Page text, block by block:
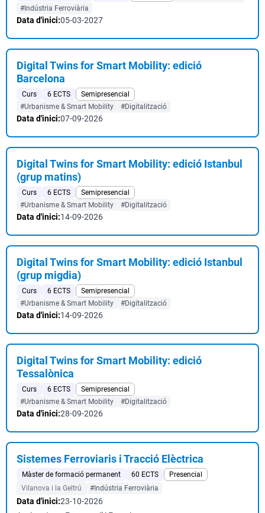
#Indústria Ferroviària
Data d'inici:05-03-2027
Digital Twins for Smart Mobility: edició
Barcelona
Curs 6 ECTS
Semipresencial
#Urbanisme & Smart Mobility
#Digitalització
Data d'inici:07-09-2026
Digital Twins for Smart Mobility: edició Istanbul
(grup matins)
Curs 6 ECTS
Semipresencial
#Urbanisme & Smart Mobility
#Digitalització
Data d'inici:14-09-2026
Digital Twins for Smart Mobility: edició Istanbul
(grup migdia)
Curs 6 ECTS
Semipresencial
#Urbanisme & Smart Mobility
#Digitalització
Data d'inici:14-09-2026
Digital Twins for Smart Mobility: edició
Tessalònica
Curs 6 ECTS
Semipresencial
#Urbanisme & Smart Mobility
#Digitalització
Data d'inici:28-09-2026
Sistemes Ferroviaris i Tracció Elèctrica
Màster de formació permanent 60 ECTS
Presencial
Vilanova i la Geltrú
#Indústria Ferroviària
Data d'inici:23-10-2026